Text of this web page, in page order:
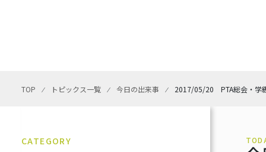
TOP ⁄ トピックス一覧 ⁄ 今日の出来事 ⁄ 2017/05/20 PTA総会・学
CATEGORY